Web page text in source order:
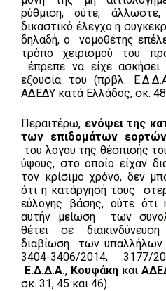
ρύθμιση, ούτε,
δικαστικό έλεγχο η
δηλαδή, ο νομοθέτης
τρόπο χειρισμού του
έπρεπε να είχε ασκήσει
εξουσία του (πρβλ.
ΑΔΕΔΥ κατά Ελλάδος, σκ.
Περαιτέρω, ενόψει της
των επιδομάτων
του λόγου της θέσπισής
ύψους, στο οποίο είχαν
τον κρίσιμο χρόνο, δεν
ότι η κατάργησή τους
εύλογης βάσης, ούτε ότι
αυτήν μείωση των
θέτει σε
διαβίωση των υπαλλήλων
3404-3406/2014, 3177/
Ε.Δ.Δ.Α., Κουφάκη και
σκ. 31, 45 και 46).